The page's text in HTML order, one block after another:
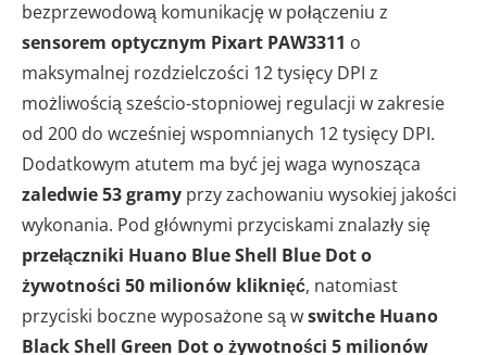
bezprzewodową komunikację w połączeniu z
sensorem optycznym Pixart PAW3311 o
maksymalnej rozdzielczości 12 tysięcy DPI z
możliwością sześcio-stopniowej regulacji w zakresie
od 200 do wcześniej wspomnianych 12 tysięcy DPI.
Dodatkowym atutem ma być jej waga wynosząca
zaledwie 53 gramy przy zachowaniu wysokiej jakości
wykonania. Pod głównymi przyciskami znalazły się
przełączniki Huano Blue Shell Blue Dot o
żywotności 50 milionów kliknięć, natomiast
przyciski boczne wyposażone są wswitche Huano
Black Shell Green Dot o żywotności 5 milionów